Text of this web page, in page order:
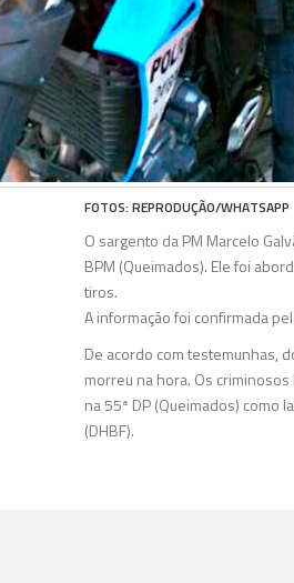
FOTOS: REPRODUÇÃO/WHATSAPP
O sargento da PM Marcelo
BPM (Queimados). Ele foi
tiros.
A informação foi confirmada
De acordo com testemunhas,
morreu na hora. Os
na 55ª DP (Queimados) como
(DHBF).